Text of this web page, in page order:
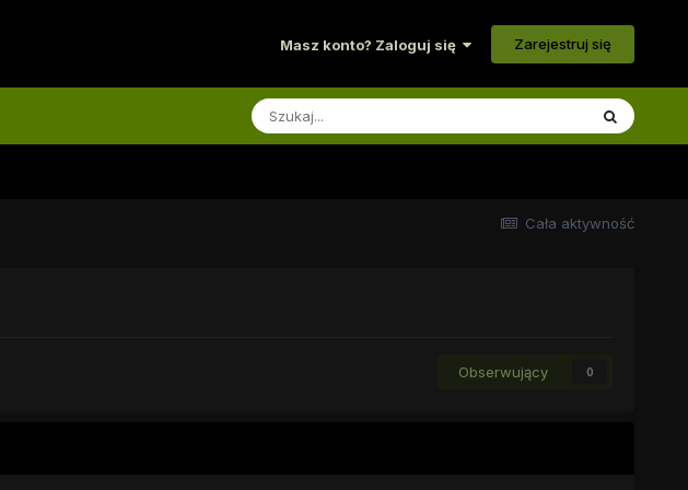
Masz konto? Zaloguj się Zarejestruj się
Cała aktywność
Obserwujący 0